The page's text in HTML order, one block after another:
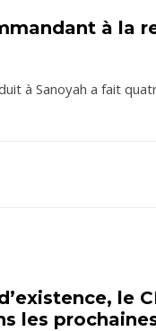
à la
à Sanoyah a fait
le
les